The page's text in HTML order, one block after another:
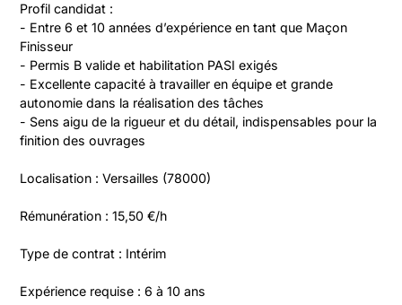
Profil candidat :
- Entre 6 et 10 années d’expérience en tant que Maçon
Finisseur
- Permis B valide et habilitation PASI exigés
- Excellente capacité à travailler en équipe et grande
autonomie dans la réalisation des tâches
- Sens aigu de la rigueur et du détail, indispensables pour la
finition des ouvrages
Localisation : Versailles (78000)
Rémunération : 15,50 €/h
Type de contrat : Intérim
Expérience requise : 6 à 10 ans